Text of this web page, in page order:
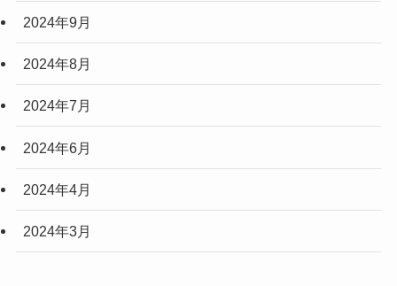
2024年9月
2024年8月
2024年7月
2024年6月
2024年4月
2024年3月